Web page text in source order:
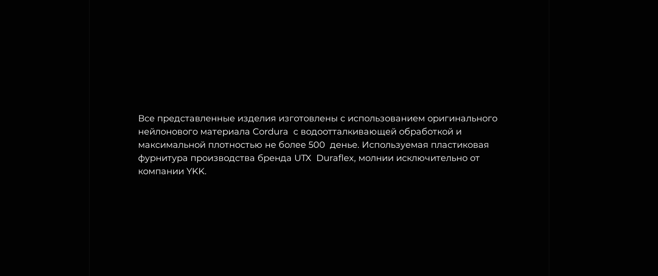
Все представленные изделия изготовлены с использованием оригинального
нейлонового материала Cordura  с водоотталкивающей обработкой и
максимальной плотностью не более 500  денье. Используемая пластиковая
фурнитура производства бренда UTX  Duraflex, молнии исключительно от
компании YKK.